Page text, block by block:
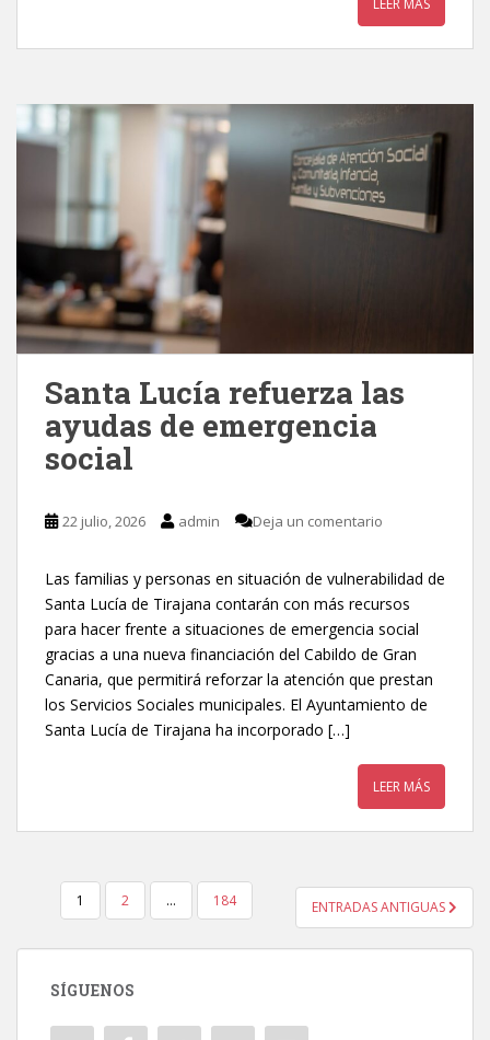
Santa Lucía refuerza las
ayudas de emergencia
social
22 julio, 2026 admin Deja un comentario
Las familias y personas en situación de vulnerabilidad de
Santa Lucía de Tirajana contarán con más recursos
para hacer frente a situaciones de emergencia social
gracias a una nueva financiación del Cabildo de Gran
Canaria, que permitirá reforzar la atención que prestan
los Servicios Sociales municipales. El Ayuntamiento de
Santa Lucía de Tirajana ha incorporado […]
LEER MÁS
NAVEGACIÓN DE ENTRADAS
1 2 … 184 ENTRADAS ANTIGUAS
SÍGUENOS